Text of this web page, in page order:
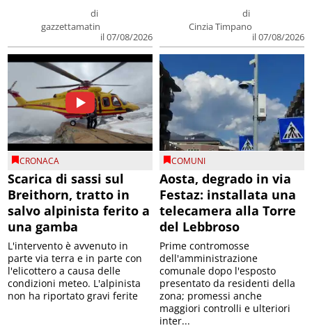
di
gazzettamatin
il 07/08/2026
di
Cinzia Timpano
il 07/08/2026
CRONACA
Scarica di sassi sul
Breithorn, tratto in
salvo alpinista ferito a
una gamba
L'intervento è avvenuto in
parte via terra e in parte con
l'elicottero a causa delle
condizioni meteo. L'alpinista
non ha riportato gravi ferite
COMUNI
Aosta, degrado in via
Festaz: installata una
telecamera alla Torre
del Lebbroso
Prime contromosse
dell'amministrazione
comunale dopo l'esposto
presentato da residenti della
zona; promessi anche
maggiori controlli e ulteriori
inter...